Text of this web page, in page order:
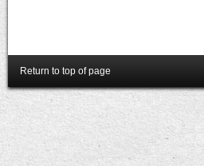
Return to top of page